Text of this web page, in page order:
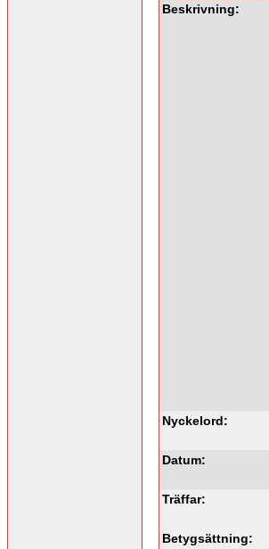
Beskrivning:
Nyckelord:
Datum:
Träffar:
Betygsättning: